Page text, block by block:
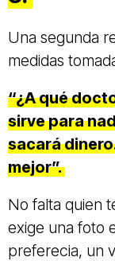
Una segunda
medidas
“¿A qué
sirve para
sacará
mejor”.
No falta quien
exige una foto
preferecia, un